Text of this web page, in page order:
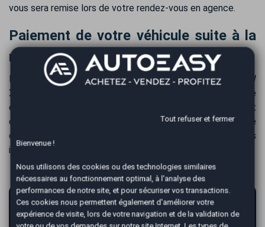
vous sera remise lors de votre rendez-vous en agence.
Paiement de votre véhicule suite à la
reprise de votre BMW X4
Nous vous versons le montant de la reprise de votre BMW
X4 immédiatement après sa reprise. Le virement bancaire
est privilégié pour un règlement en toute sécurité et
commodité. Habituellement, tous les fonds sont sur votre
compte bancaire dans les 24 heures, suivant les délais
interbancaires.
AutoEasy vous garantit la vente de votre
voiture au meilleur prix !
Tout refuser et fermer
Bienvenue !
Nous utilisons des cookies ou des technologies similaires
nécessaires au fonctionnement optimal, à l'analyse des
performances de notre site, et pour sécuriser vos transactions.
Ces cookies nous permettent également d'améliorer votre
expérience de visite, lors de votre navigation et de la validation de